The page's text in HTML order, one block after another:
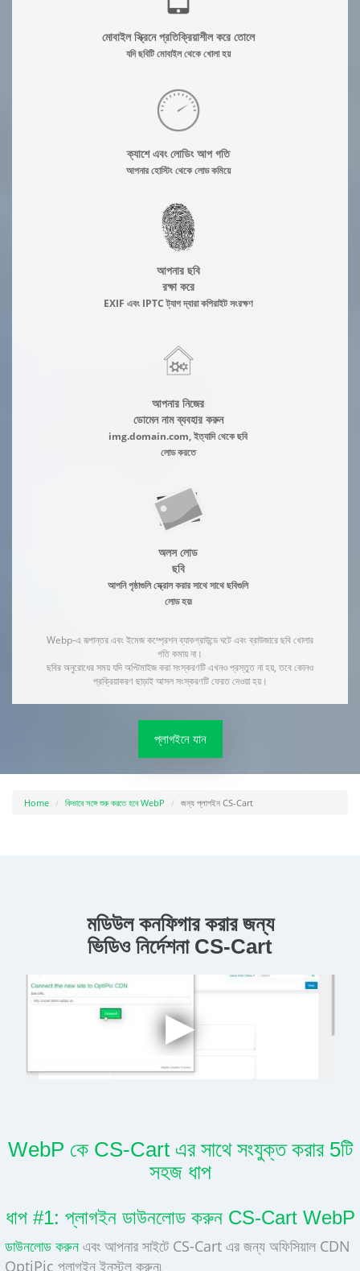
মোবাইল স্ক্রিনে প্রতিক্রিয়াশীল করে তোলে
যদি ছবিটি মোবাইল থেকে খোলা হয়
ক্যাশে এবং লোডিং আপ গতি
আপনার হোস্টিং থেকে লোড কমিয়ে
আপনার ছবি
রক্ষা করে
EXIF এবং IPTC ট্যাগ দ্বারা কপিরাইট সংরক্ষণ
আপনার নিজের
ডোমেন নাম ব্যবহার করুন
img.domain.com, ইত্যাদি থেকে ছবি
লোড করতে
অলস লোড
ছবি
আপনি পৃষ্ঠাগুলি স্ক্রোল করার সাথে সাথে ছবিগুলি
লোড হয়৷
Webp-এ রূপান্তর এবং ইমেজ কম্প্রেশন ব্যাকগ্রাউন্ডে ঘটে এবং ব্রাউজারে ছবি খোলার
গতি কমায় না।
ছবির অনুরোধের সময় যদি অপ্টিমাইজ করা সংস্করণটি এখনও প্রস্তুত না হয়, তবে কোনও
প্রক্রিয়াকরণ ছাড়াই আসল সংস্করণটি ফেরত দেওয়া হয়।
প্লাগইনে যান
Home কিভাবে সঙ্গে শুরু করতে হবে WebP জন্য প্লাগইন CS-Cart
মডিউল কনফিগার করার জন্য
ভিডিও নির্দেশনা CS-Cart
WebP কে CS-Cart এর সাথে সংযুক্ত করার 5টি
সহজ ধাপ
ধাপ #1: প্লাগইন ডাউনলোড করুন CS-Cart WebP
ডাউনলোড করুনএবং আপনার সাইটে CS-Cart এর জন্য অফিসিয়াল CDN
OptiPic প্লাগইন ইনস্টল করুন৷